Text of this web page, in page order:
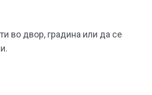
во двор, градина или да се